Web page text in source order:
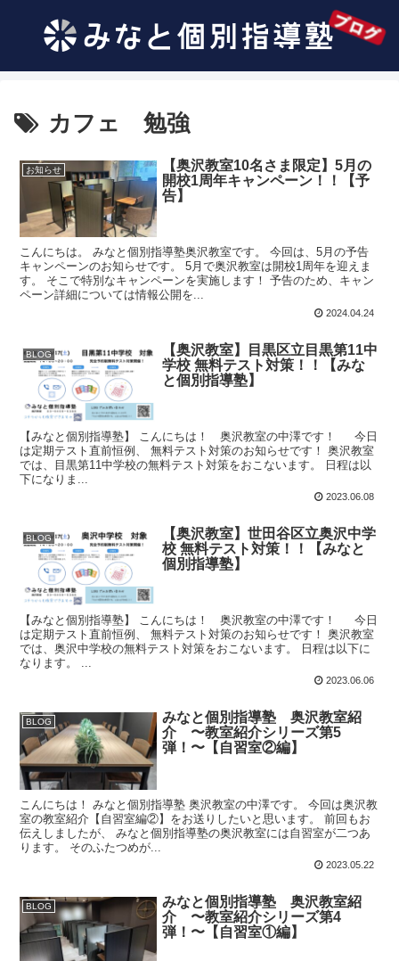
カフェ 勉強
お知らせ
【奥沢教室10名さま限定】5月の
開校1周年キャンペーン！！【予
告】
こんにちは。 みなと個別指導塾奥沢教室です。 今回は、5月の予告
キャンペーンのお知らせです。 5月で奥沢教室は開校1周年を迎えま
す。 そこで特別なキャンペーンを実施します！ 予告のため、キャン
ペーン詳細については情報公開を...
2024.04.24
BLOG
【奥沢教室】目黒区立目黒第11中
学校 無料テスト対策！！【みな
と個別指導塾】
【みなと個別指導塾】 こんにちは！ 奥沢教室の中澤です！ 今日
は定期テスト直前恒例、 無料テスト対策のお知らせです！ 奥沢教室
では、目黒第11中学校の無料テスト対策をおこないます。 日程は以
下になりま...
2023.06.08
BLOG
【奥沢教室】世田谷区立奥沢中学
校 無料テスト対策！！【みなと
個別指導塾】
【みなと個別指導塾】 こんにちは！ 奥沢教室の中澤です！ 今日
は定期テスト直前恒例、 無料テスト対策のお知らせです！ 奥沢教室
では、奥沢中学校の無料テスト対策をおこないます。 日程は以下に
なります。 ...
2023.06.06
BLOG
みなと個別指導塾 奥沢教室紹
介 〜教室紹介シリーズ第5
弾！〜【自習室②編】
こんにちは！ みなと個別指導塾 奥沢教室の中澤です。 今回は奥沢教
室の教室紹介【自習室編②】をお送りしたいと思います。 前回もお
伝えしましたが、 みなと個別指導塾の奥沢教室には自習室が二つあ
ります。 そのふたつめが...
2023.05.22
BLOG
みなと個別指導塾 奥沢教室紹
介 〜教室紹介シリーズ第4
弾！〜【自習室①編】